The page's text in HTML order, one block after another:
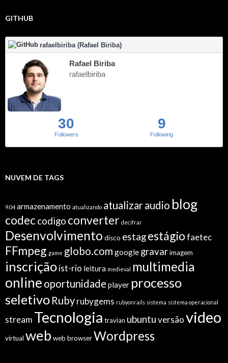
GITHUB
rafaelbiriba (Rafael Biriba)
Rafael Biriba
rafaelbiriba
30
Followers
9
Following
NUVEM DE TAGS
9.04 armazenamento atualizando atualizaraudio blog
codeccodigo converter decifrar
Desenvolvimento disco estagestágiofaetec
FFmpeg game globo.com google gravarimagem
inscriçãoist-rio leitura medieval multimedia
online oportunidade player processo
seletivo Rubyrubygems rubyonrails sistema sistema operacional
stream Tecnologia travian ubuntuversãovideo
virtual web web browserWordpress